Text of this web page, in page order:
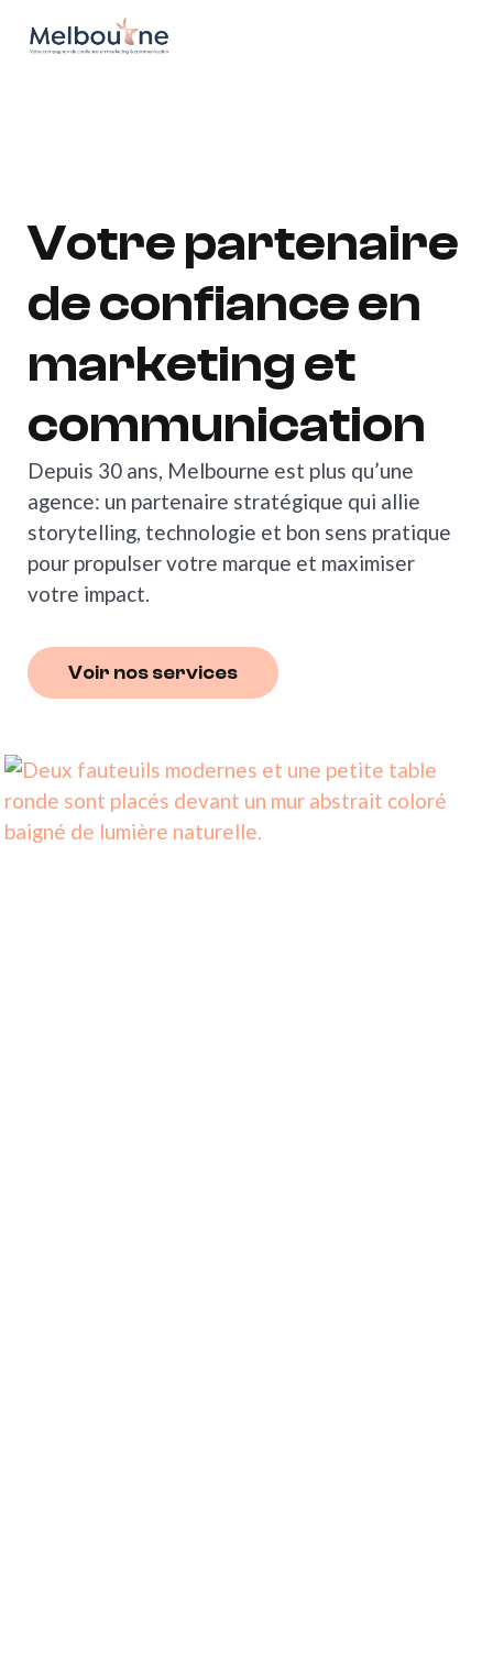
go to the homepage
Votre partenaire
de confiance en
marketing et
communication
Depuis 30 ans, Melbourne est plus qu’une
agence: un partenaire stratégique qui allie
storytelling, technologie et bon sens pratique
pour propulser votre marque et maximiser
votre impact.
Voir nos services
Voir nos services
Voir nos services